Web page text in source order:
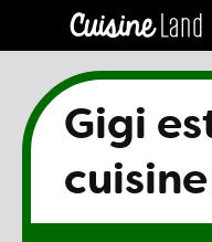
Gigi
cuisine